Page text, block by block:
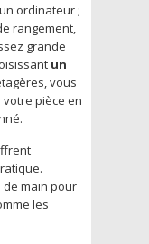
ordinateur ;
rangement,
grande
un
vous
pièce en
main pour
les